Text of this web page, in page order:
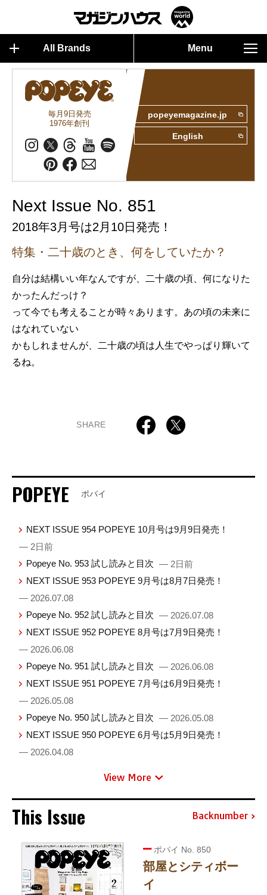
All Brands Menu
毎月9日発売
1976年創刊
popeyemagazine.jp
English
Next Issue No. 851
2018年3月号は2月10日発売！
特集・二十歳のとき、何をしていたか？
自分は結構いい年なんですが、二十歳の頃、何になりた
かったんだっけ？
って今でも考えることが時々あります。あの頃の未来に
はなれていない
かもしれませんが、二十歳の頃は人生でやっぱり輝いて
るね。
SHARE
POPEYE ポパイ
NEXT ISSUE 954 POPEYE 10月号は9月9日発売！
— 2日前
Popeye No. 953 試し読みと目次 — 2日前
NEXT ISSUE 953 POPEYE 9月号は8月7日発売！
— 2026.07.08
Popeye No. 952 試し読みと目次 — 2026.07.08
NEXT ISSUE 952 POPEYE 8月号は7月9日発売！
— 2026.06.08
Popeye No. 951 試し読みと目次 — 2026.06.08
NEXT ISSUE 951 POPEYE 7月号は6月9日発売！
— 2026.05.08
Popeye No. 950 試し読みと目次 — 2026.05.08
NEXT ISSUE 950 POPEYE 6月号は5月9日発売！
— 2026.04.08
View More
This Issue Backnumber
ポパイ No. 850
部屋とシティボー
イ